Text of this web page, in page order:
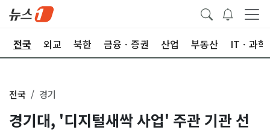
전국 외교 북한 금융ㆍ증권 산업 부동산 ITㆍ과학
전국 경기
경기대, '디지털새싹 사업' 주관 기관 선